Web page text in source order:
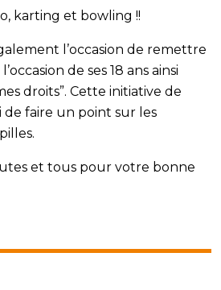
karting et bowling !!
l’occasion de remettre
de ses 18 ans ainsi
droits”. Cette initiative de
de faire un point sur les
et tous pour votre bonne